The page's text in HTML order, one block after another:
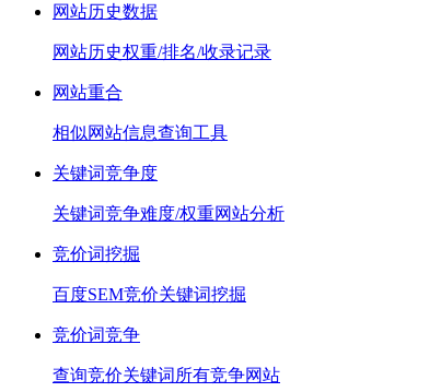
网站历史数据
网站历史权重/排名/收录记录
网站重合
相似网站信息查询工具
关键词竞争度
关键词竞争难度/权重网站分析
竞价词挖掘
百度SEM竞价关键词挖掘
竞价词竞争
查询竞价关键词所有竞争网站